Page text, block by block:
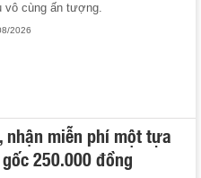
vô cùng ấn tượng.
2026
nhận miễn phí một tựa
250.000 đồng